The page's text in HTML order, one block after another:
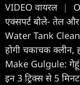
VIDEO वायरल |
एक्सपर्ट बोले- तेल
Water Tank
होगी चकाचक क्लीन,
Make Gulgule:
इन 3 ट्रिक्स से 5